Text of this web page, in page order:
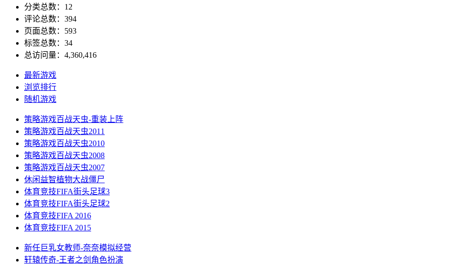
分类总数：12
评论总数：394
页面总数：593
标签总数：34
总访问量：4,360,416
最新游戏
浏览排行
随机游戏
策略游戏百战天虫-重装上阵
策略游戏百战天虫2011
策略游戏百战天虫2010
策略游戏百战天虫2008
策略游戏百战天虫2007
休闲益智植物大战僵尸
体育竞技FIFA街头足球3
体育竞技FIFA街头足球2
体育竞技FIFA 2016
体育竞技FIFA 2015
新任巨乳女教师-奈奈模拟经营
轩辕传奇-王者之剑 角色扮演